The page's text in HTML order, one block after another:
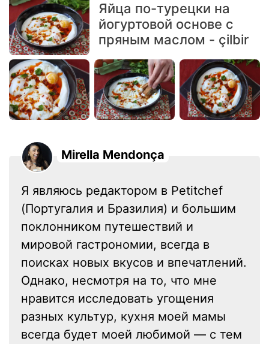
Яйца по-турецки на
йогуртовой основе с
пряным маслом - çilbir
Mirella Mendonça
Я являюсь редактором в Petitchef
(Португалия и Бразилия) и большим
поклонником путешествий и
мировой гастрономии, всегда в
поисках новых вкусов и впечатлений.
Однако, несмотря на то, что мне
нравится исследовать угощения
разных культур, кухня моей мамы
всегда будет моей любимой — с тем